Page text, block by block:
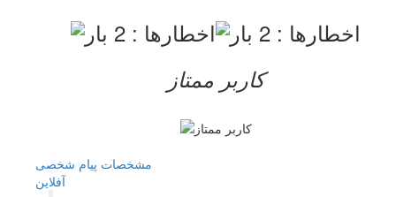
کاربر ممتاز
مشخصات پیام شخصی
آفلاين